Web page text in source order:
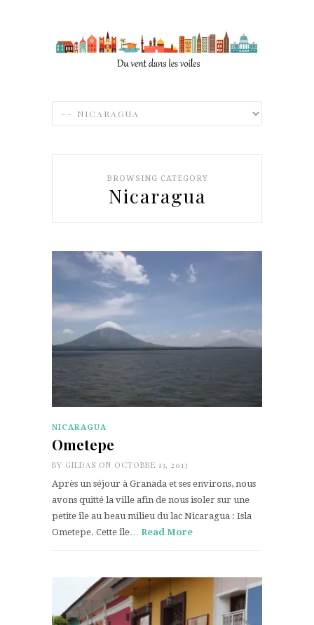
BROWSING CATEGORY
Nicaragua
NICARAGUA
Ometepe
BY GILDAS ON OCTOBRE 13, 2013
Après un séjour à Granada et ses environs, nous
avons quitté la ville afin de nous isoler sur une
petite île au beau milieu du lac Nicaragua : Isla
Ometepe. Cette île… Read More